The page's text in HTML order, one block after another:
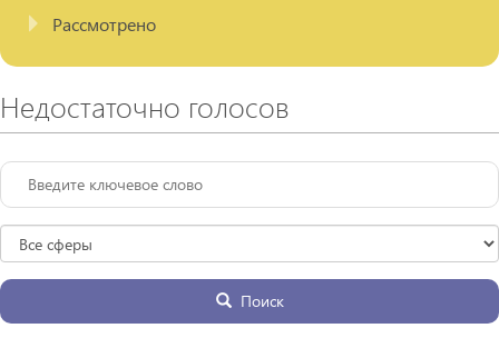
Рассмотрено
Недостаточно голосов
Поиск